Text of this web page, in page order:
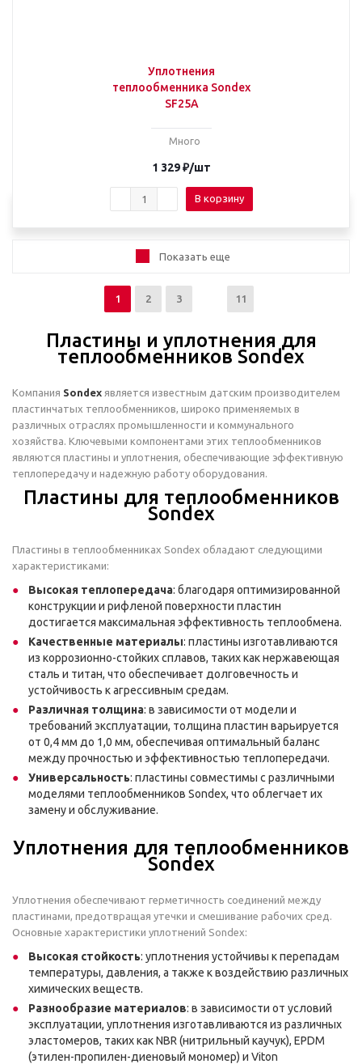
Уплотнения
теплообменника Sondex
SF25A
Много
1 329₽/шт
В корзину
Показать еще
1 2 3 11
Пластины и уплотнения для
теплообменников Sondex
Компания Sondex является известным датским производителем
пластинчатых теплообменников, широко применяемых в
различных отраслях промышленности и коммунального
хозяйства. Ключевыми компонентами этих теплообменников
являются пластины и уплотнения, обеспечивающие эффективную
теплопередачу и надежную работу оборудования.
Пластины для теплообменников
Sondex
Пластины в теплообменниках Sondex обладают следующими
характеристиками:
Высокая теплопередача: благодаря оптимизированной
конструкции и рифленой поверхности пластин
достигается максимальная эффективность теплообмена.
Качественные материалы: пластины изготавливаются
из коррозионно-стойких сплавов, таких как нержавеющая
сталь и титан, что обеспечивает долговечность и
устойчивость к агрессивным средам.
Различная толщина: в зависимости от модели и
требований эксплуатации, толщина пластин варьируется
от 0,4 мм до 1,0 мм, обеспечивая оптимальный баланс
между прочностью и эффективностью теплопередачи.
Универсальность: пластины совместимы с различными
моделями теплообменников Sondex, что облегчает их
замену и обслуживание.
Уплотнения для теплообменников
Sondex
Уплотнения обеспечивают герметичность соединений между
пластинами, предотвращая утечки и смешивание рабочих сред.
Основные характеристики уплотнений Sondex:
Высокая стойкость: уплотнения устойчивы к перепадам
температуры, давления, а также к воздействию различных
химических веществ.
Разнообразие материалов: в зависимости от условий
эксплуатации, уплотнения изготавливаются из различных
эластомеров, таких как NBR (нитрильный каучук), EPDM
(этилен-пропилен-диеновый мономер) и Viton